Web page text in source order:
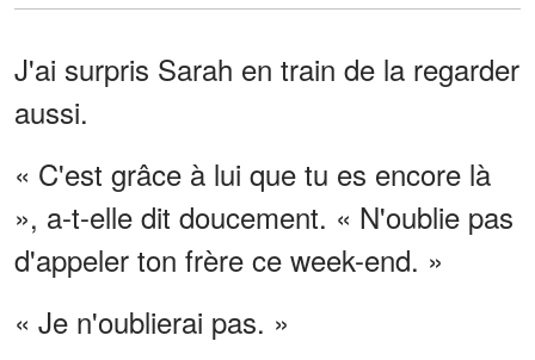
J'ai surpris Sarah en train de la regarder
aussi.
« C'est grâce à lui que tu es encore là
», a-t-elle dit doucement. « N'oublie pas
d'appeler ton frère ce week-end. »
« Je n'oublierai pas. »